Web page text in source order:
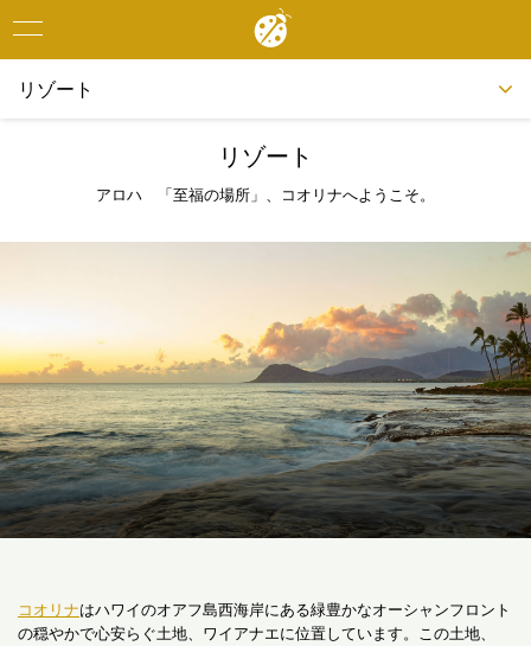
Toggle
リゾート
リゾート
アロハ 「至福の場所」、コオリナへようこそ。
コオリナはハワイのオアフ島西海岸にある緑豊かなオーシャンフロント
の穏やかで心安らぐ土地、ワイアナエに位置しています。この土地、